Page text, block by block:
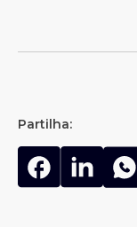
Partilha: